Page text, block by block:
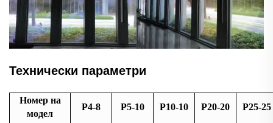
Технически параметри
Номер на
модел
P4-8 P5-10 P10-10 P20-20 P25-25